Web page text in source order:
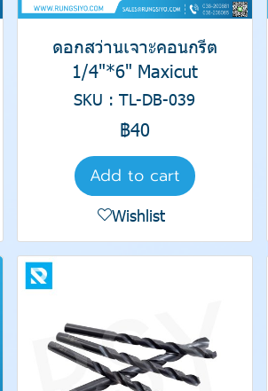
ดอกสว่านเจาะคอนกรีต
1/4"*6" Maxicut
SKU : TL-DB-039
฿40
Add to cart
Wishlist